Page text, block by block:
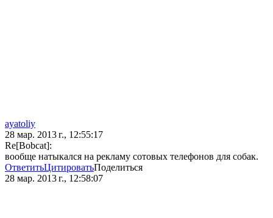
ayatoliy
28 мар. 2013 г., 12:55:17
Re[Bobcat]:
вообще натыкался на рекламу сотовых телефонов для собак.
ОтветитьЦитироватьПоделиться
28 мар. 2013 г., 12:58:07